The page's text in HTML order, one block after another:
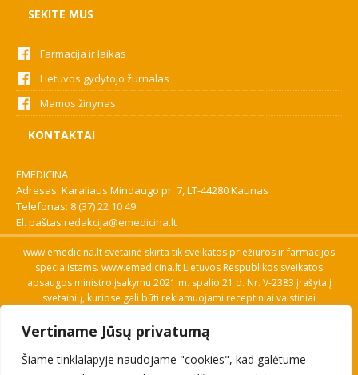
Vertiname Jūsų privatumą
Šiame tinklalapyje naudojame "cookies", kad galėtume
SEKITE MUS
Farmacija ir laikas
Lietuvos gydytojo žurnalas
Mamos žinynas
KONTAKTAI
EMEDICINA
Adresas: Karaliaus Mindaugo pr. 7, LT-44280 Kaunas
Telefonas: 8 (37) 22 10 49
El. paštas redakcija@emedicina.lt
www.emedicina.lt svetainė skirta tik sveikatos priežiūros ir farmacijos
specialistams. www.emedicina.lt Lietuvos Respublikos sveikatos
apsaugos ministro įsakymu 2021 m. spalio 21 d. Nr. V-2383 įrašyta į
svetainių, kuriose gali būti reklamuojami receptiniai vaistiniai
savo profesinę kvalifikaciją. Naudingos nuorodos: Vaistų ir medicinos
pagalbos priemonių kainų paieška, VVKT tinklalapis, Sveikatos
priežiūros ar farmacijos specialisto pranešimo apie įtariamą